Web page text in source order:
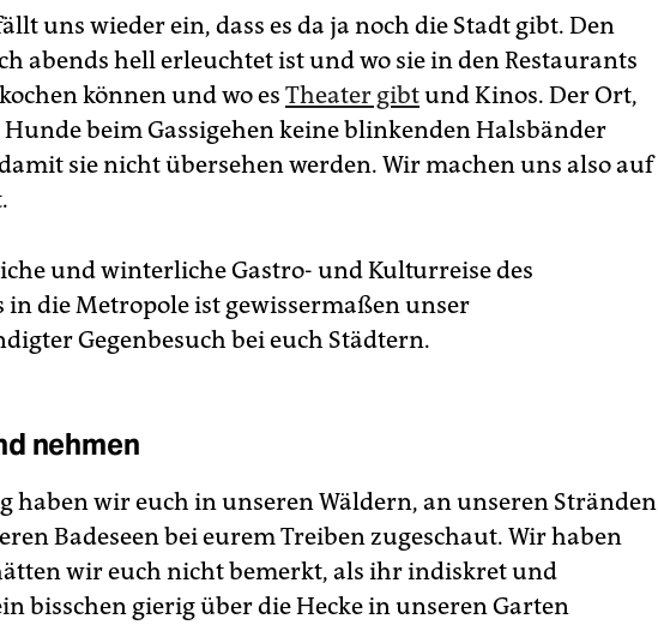
uns wieder ein, dass es da ja noch die Stadt gibt. Den
abends hell erleuchtet ist und wo sie in den Restaurants
können und wo es Theater gibtund Kinos. Der Ort,
Hunde beim Gassigehen keine blinkenden Halsbänder
sie nicht übersehen werden. Wir machen uns also auf
und winterliche Gastro- und Kulturreise des
in die Metropole ist gewissermaßen unser
Gegenbesuch bei euch Städtern.
nehmen
haben wir euch in unseren Wäldern, an unseren Stränden
Badeseen bei eurem Treiben zugeschaut. Wir haben
wir euch nicht bemerkt, als ihr indiskret und
bisschen gierig über die Hecke in unseren Garten